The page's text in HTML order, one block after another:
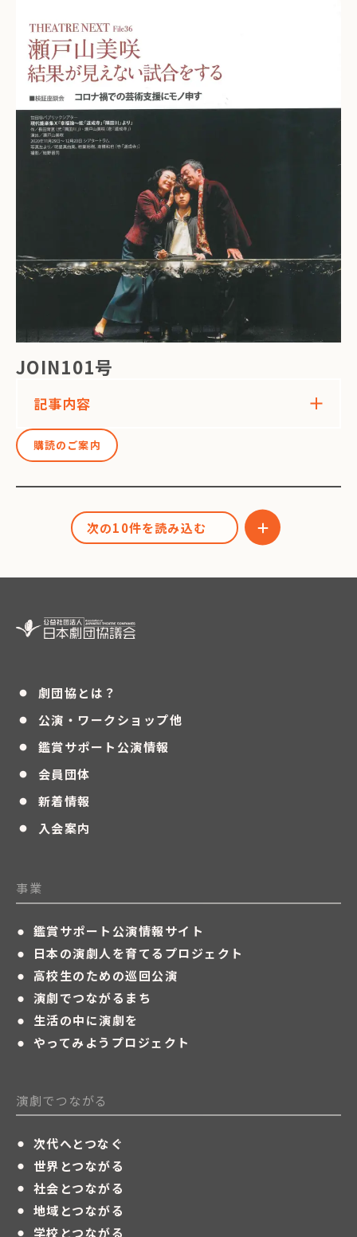
JOIN101号
記事内容
購読のご案内
次の10件を読み込む
・ 劇団協とは？
・ 公演・ワークショップ他
・ 鑑賞サポート公演情報
・ 会員団体
・ 新着情報
・ 入会案内
事業
・ 鑑賞サポート公演情報サイト
・ 日本の演劇人を育てるプロジェクト
・ 高校生のための巡回公演
・ 演劇でつながるまち
・ 生活の中に演劇を
・ やってみようプロジェクト
演劇でつながる
・ 次代へとつなぐ
・ 世界とつながる
・ 社会とつながる
・ 地域とつながる
学校とつながる